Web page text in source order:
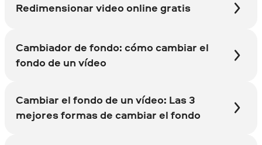
Redimensionar video online gratis
Cambiador de fondo: cómo cambiar el
fondo de un vídeo
Cambiar el fondo de un vídeo: Las 3
mejores formas de cambiar el fondo